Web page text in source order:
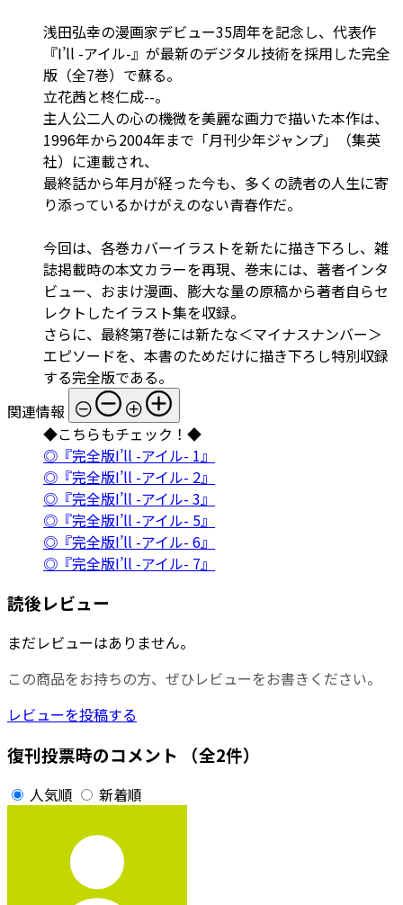
浅田弘幸の漫画家デビュー35周年を記念し、代表作
『I’ll -アイル-』が最新のデジタル技術を採用した完全
版（全7巻）で蘇る。
立花茜と柊仁成--。
主人公二人の心の機微を美麗な画力で描いた本作は、
1996年から2004年まで「月刊少年ジャンプ」（集英
社）に連載され、
最終話から年月が経った今も、多くの読者の人生に寄
り添っているかけがえのない青春作だ。
今回は、各巻カバーイラストを新たに描き下ろし、雑
誌掲載時の本文カラーを再現、巻末には、著者インタ
ビュー、おまけ漫画、膨大な量の原稿から著者自らセ
レクトしたイラスト集を収録。
さらに、最終第7巻には新たな＜マイナスナンバー＞
エピソードを、本書のためだけに描き下ろし特別収録
する完全版である。
関連情報
◆こちらもチェック！◆
◎『完全版I’ll -アイル- 1』
◎『完全版I’ll -アイル- 2』
◎『完全版I’ll -アイル- 3』
◎『完全版I’ll -アイル- 5』
◎『完全版I’ll -アイル- 6』
◎『完全版I’ll -アイル- 7』
読後レビュー
まだレビューはありません。
この商品をお持ちの方、ぜひレビューをお書きください。
レビューを投稿する
復刊投票時のコメント （全2件）
人気順 新着順